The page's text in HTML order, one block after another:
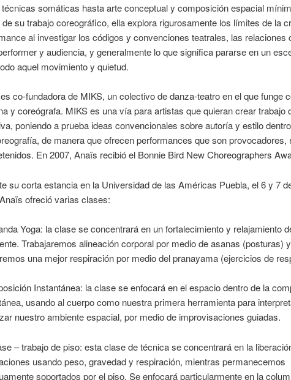
somáticas hasta arte conceptual y composición espacial
su trabajo coreográfico, ella explora rigurosamente los límites de la
al investigar los códigos y convenciones teatrales, las relaciones
y audiencia, y generalmente lo que significa pararse en un
aquel movimiento y quietud.
co-fundadora de MIKS, un colectivo de danza-teatro en el que funge
y coreógrafa. MIKS es una vía para artistas que quieran crear trabajo
poniendo a prueba ideas convencionales sobre autoría y estilo
de manera que ofrecen performances que son provocadores,
En 2007, Anaïs recibió el Bonnie Bird New Choreographers
su corta estancia en la Universidad de las Américas Puebla, el 6 y 7
ofreció varias clases:
Yoga: la clase se concentrará en un fortalecimiento y relajamiento
Trabajaremos alineación corporal por medio de asanas (posturas) y
una mejor respiración por medio del pranayama (ejercicios de
Instantánea: la clase se enfocará en el espacio dentro de la
usando al cuerpo como nuestra primera herramienta para
nuestro ambiente espacial, por medio de improvisaciones guiadas.
– trabajo de piso: esta clase de técnica se concentrará en la
usando peso, gravedad y respiración, mientras permanecemos
soportados por el piso. Se enfocará particularmente en la